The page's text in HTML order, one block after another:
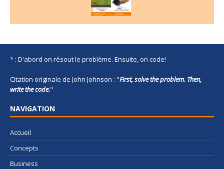
* : D'abord on résout le problème. Ensuite, on code!
Citation originale de John Johnson : "First, solve the problem. Then,
write the code."
NAVIGATION
Accueil
Concepts
Business